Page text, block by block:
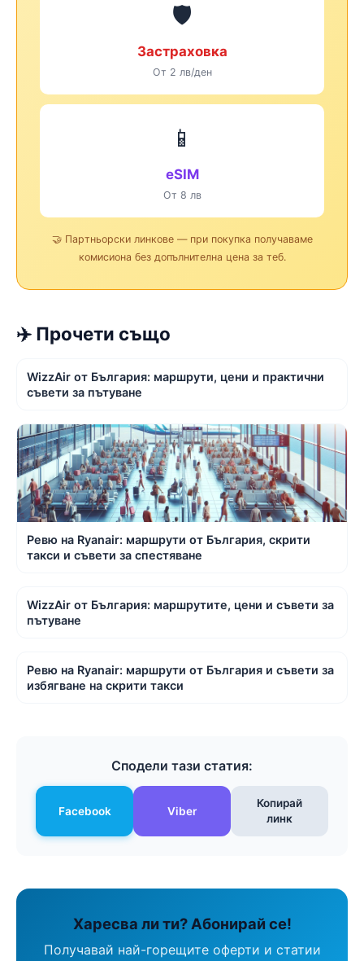
🛡️
Застраховка
От 2 лв/ден
📱
eSIM
От 8 лв
🤝 Партньорски линкове — при покупка получаваме
комисиона без допълнителна цена за теб.
✈️ Прочети също
WizzAir от България: маршрути, цени и практични
съвети за пътуване
Ревю на Ryanair: маршрути от България, скрити
такси и съвети за спестяване
WizzAir от България: маршрутите, цени и съвети за
пътуване
Ревю на Ryanair: маршрути от България и съвети за
избягване на скрити такси
Сподели тази статия:
Facebook Viber
Копирай
линк
Харесва ли ти? Абонирай се!
Получавай най-горещите оферти и статии